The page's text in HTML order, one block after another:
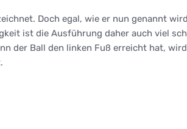
Doch egal, wie er nun genannt
ist die Ausführung daher auch viel
der Ball den linken Fuß erreicht hat,